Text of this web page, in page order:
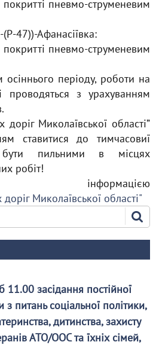
покритті пневмо-струменевим
47))-Афанасіївка:
покритті пневмо-струменевим
осіннього періоду, роботи на
проводяться з урахуванням
доріг Миколаївської області”
ставитися до тимчасовиї
бути пильними в місцях
робіт!
Миколаївської області"
засідання постійної
з питань соціальної політики,
дитинства, захисту
АТО/ООС та їхніх сімей,